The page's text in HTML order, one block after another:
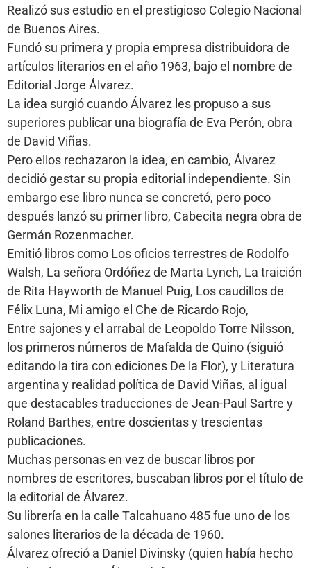
Realizó sus estudio en el prestigioso Colegio Nacional
de Buenos Aires.
Fundó su primera y propia empresa distribuidora de
artículos literarios en el año 1963, bajo el nombre de
Editorial Jorge Álvarez.
La idea surgió cuando Álvarez les propuso a sus
superiores publicar una biografía de Eva Perón, obra
de David Viñas.
Pero ellos rechazaron la idea, en cambio, Álvarez
decidió gestar su propia editorial independiente. Sin
embargo ese libro nunca se concretó, pero poco
después lanzó su primer libro, Cabecita negra obra de
Germán Rozenmacher.
Emitió libros como Los oficios terrestres de Rodolfo
Walsh, La señora Ordóñez de Marta Lynch, La traición
de Rita Hayworth de Manuel Puig, Los caudillos de
Félix Luna, Mi amigo el Che de Ricardo Rojo,
Entre sajones y el arrabal de Leopoldo Torre Nilsson,
los primeros números de Mafalda de Quino (siguió
editando la tira con ediciones De la Flor), y Literatura
argentina y realidad política de David Viñas, al igual
que destacables traducciones de Jean-Paul Sartre y
Roland Barthes, entre doscientas y trescientas
publicaciones.
Muchas personas en vez de buscar libros por
nombres de escritores, buscaban libros por el título de
la editorial de Álvarez.
Su librería en la calle Talcahuano 485 fue uno de los
salones literarios de la década de 1960.
Álvarez ofreció a Daniel Divinsky (quien había hecho